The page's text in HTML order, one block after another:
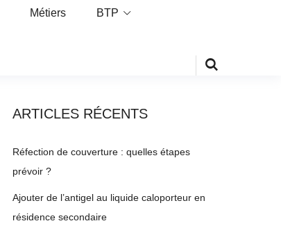
Métiers BTP
ARTICLES RÉCENTS
Réfection de couverture : quelles étapes
prévoir ?
Ajouter de l’antigel au liquide caloporteur en
résidence secondaire